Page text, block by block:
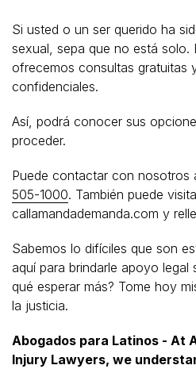
Si usted o un ser querido ha
sexual, sepa que no está solo.
ofrecemos consultas gratuitas
confidenciales.
Así, podrá conocer sus
proceder.
Puede contactar con nosotros
505-1000. También puede
callamandademanda.com y
Sabemos lo difíciles que son
aquí para brindarle apoyo
qué esperar más? Tome hoy
la justicia.
Abogados para Latinos - At
Injury Lawyers, we